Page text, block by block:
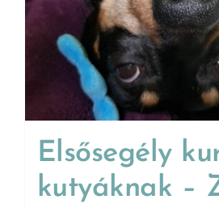
Elsősegély
kutyáknak –